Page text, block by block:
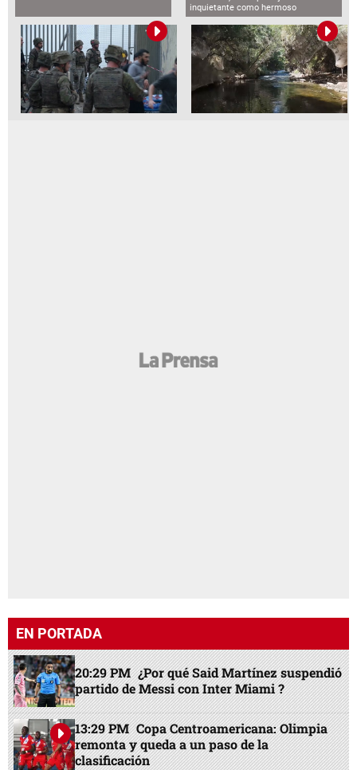
inquietante como hermoso
EN PORTADA
20:29 PM ¿Por qué Said Martínez suspendió
partido de Messi con Inter Miami ?
13:29 PM Copa Centroamericana: Olimpia
remonta y queda a un paso de la
clasificación